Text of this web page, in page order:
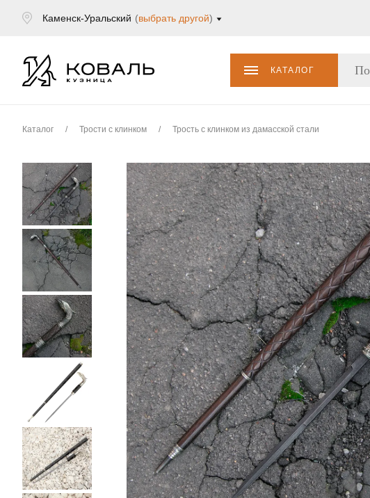
Каменск-Уральский (выбрать другой)
КАТАЛОГ
Каталог / Трости с клинком / Трость с клинком из дамасской стали